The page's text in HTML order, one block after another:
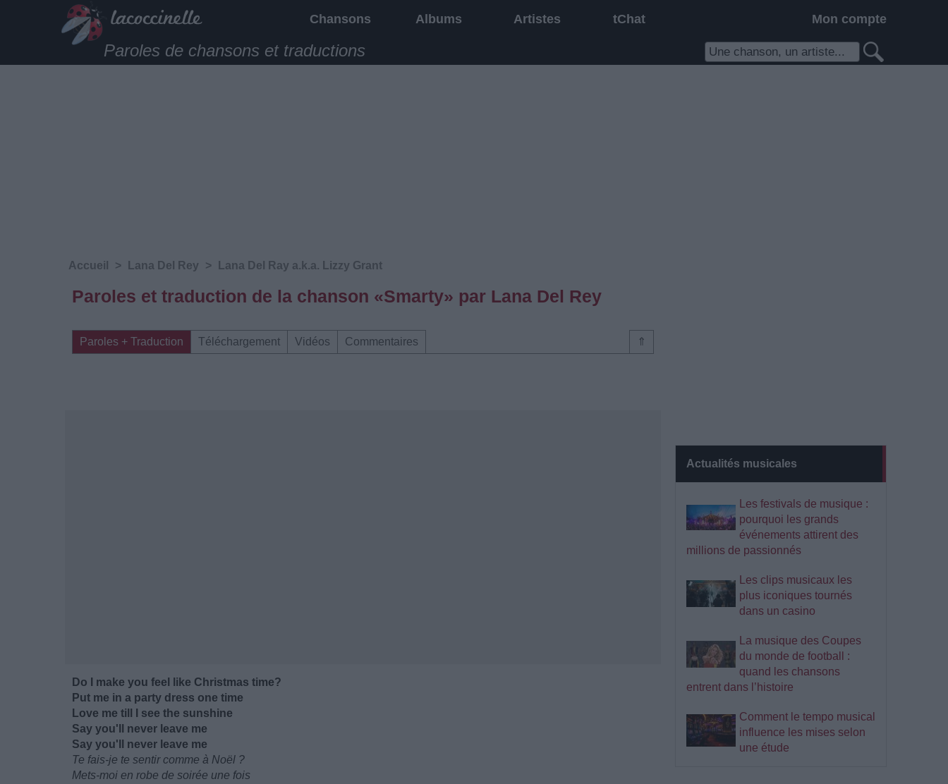
Chansons Albums Artistes tChat Mon compte
Paroles de chansons et traductions
Actualités musicales
Les festivals de musique :
pourquoi les grands
événements attirent des
millions de passionnés
Les clips musicaux les
plus iconiques tournés
dans un casino
La musique des Coupes
du monde de football :
quand les chansons
entrent dans l’histoire
Comment le tempo musical
influence les mises selon
une étude
Accueil > Lana Del Rey > Lana Del Ray a.k.a. Lizzy Grant
Paroles et traduction de la chanson «Smarty» par Lana Del Rey
⇑
Paroles + Traduction Téléchargement Vidéos Commentaires
Do I make you feel like Christmas time?
Put me in a party dress one time
Love me till I see the sunshine
Say you'll never leave me
Say you'll never leave me
Te fais-je te sentir comme à Noël ?
Mets-moi en robe de soirée une fois